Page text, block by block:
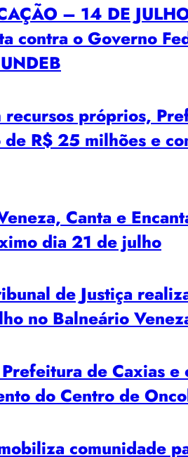
– 14 DE
contra o Governo
recursos próprios,
R$ 25 milhões e
Canta e
dia 21 de julho
de Justiça
no Balneário
de Caxias
do Centro de
comunidade